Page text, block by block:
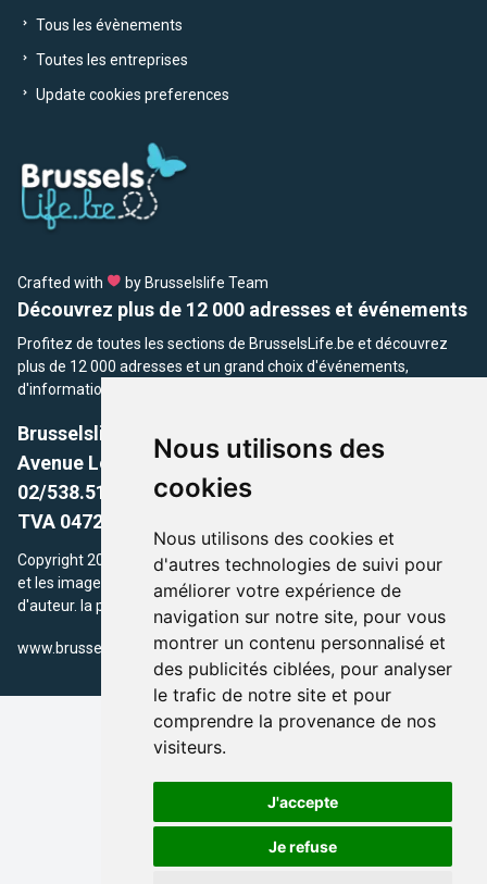
Nous utilisons des
cookies
Nous utilisons des cookies et
d'autres technologies de suivi pour
améliorer votre expérience de
navigation sur notre site, pour vous
montrer un contenu personnalisé et
des publicités ciblées, pour analyser
le trafic de notre site et pour
comprendre la provenance de nos
visiteurs.
J'accepte
Je refuse
Tous les évènements
Toutes les entreprises
Update cookies preferences
Crafted with by Brusselslife Team
Découvrez plus de 12 000 adresses et événements
Profitez de toutes les sections de BrusselsLife.be et découvrez
plus de 12 000 adresses et un grand choix d'événements,
d'informations et de conseils et astuces de notre écriture.
Brusselslife.be
Avenue Louise, 500 -1050 Ixelles, Brussels,
02/538.51.49.
TVA 0472.281.221
Copyright 2026 © Brusselslife.be Tous droits réservés. Le contenu
et les images utilisés sur ce site sont protégés par le droit
d'auteur. la propriétaires respectifs.
www.brusselsLife.be/info@brusselslife.be